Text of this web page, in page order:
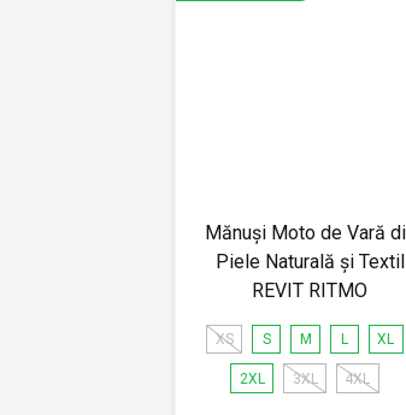
Mănuși Moto de Vară
Piele Naturală și Textil
REVIT RITMO
XS S M L XL
2XL 3XL 4XL